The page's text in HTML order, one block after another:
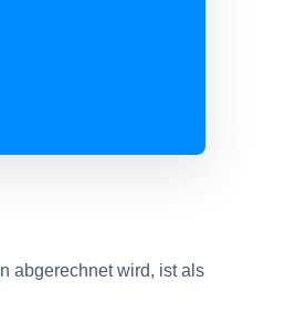
abgerechnet wird, ist als